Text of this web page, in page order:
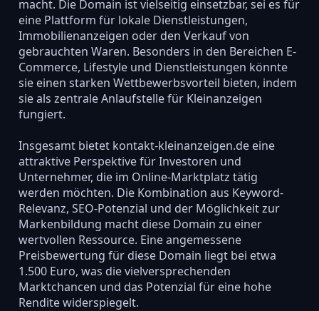
macht. Die Domain ist vielseitig einsetzbar, sei es für
eine Plattform für lokale Dienstleistungen,
Immobilienanzeigen oder den Verkauf von
gebrauchten Waren. Besonders in den Bereichen E-
Commerce, Lifestyle und Dienstleistungen könnte
sie einen starken Wettbewerbsvorteil bieten, indem
sie als zentrale Anlaufstelle für Kleinanzeigen
fungiert.
Insgesamt bietet kontakt-kleinanzeigen.de eine
attraktive Perspektive für Investoren und
Unternehmer, die im Online-Marktplatz tätig
werden möchten. Die Kombination aus Keyword-
Relevanz, SEO-Potenzial und der Möglichkeit zur
Markenbildung macht diese Domain zu einer
wertvollen Ressource. Eine angemessene
Preisbewertung für diese Domain liegt bei etwa
1.500 Euro, was die vielversprechenden
Marktchancen und das Potenzial für eine hohe
Rendite widerspiegelt.